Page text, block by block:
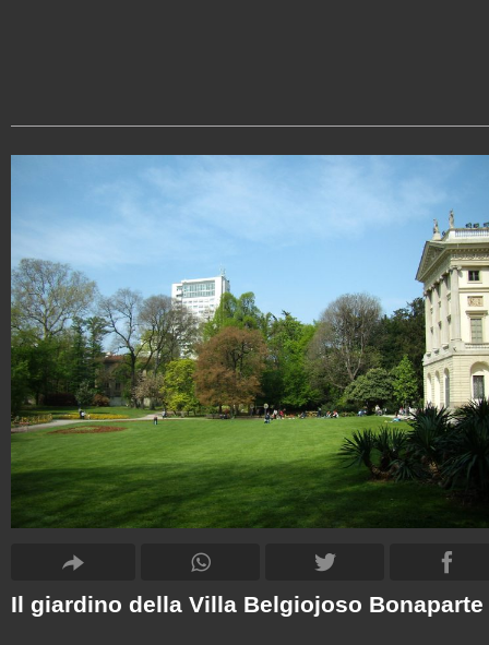
Il giardino della Villa Belgiojoso Bonaparte